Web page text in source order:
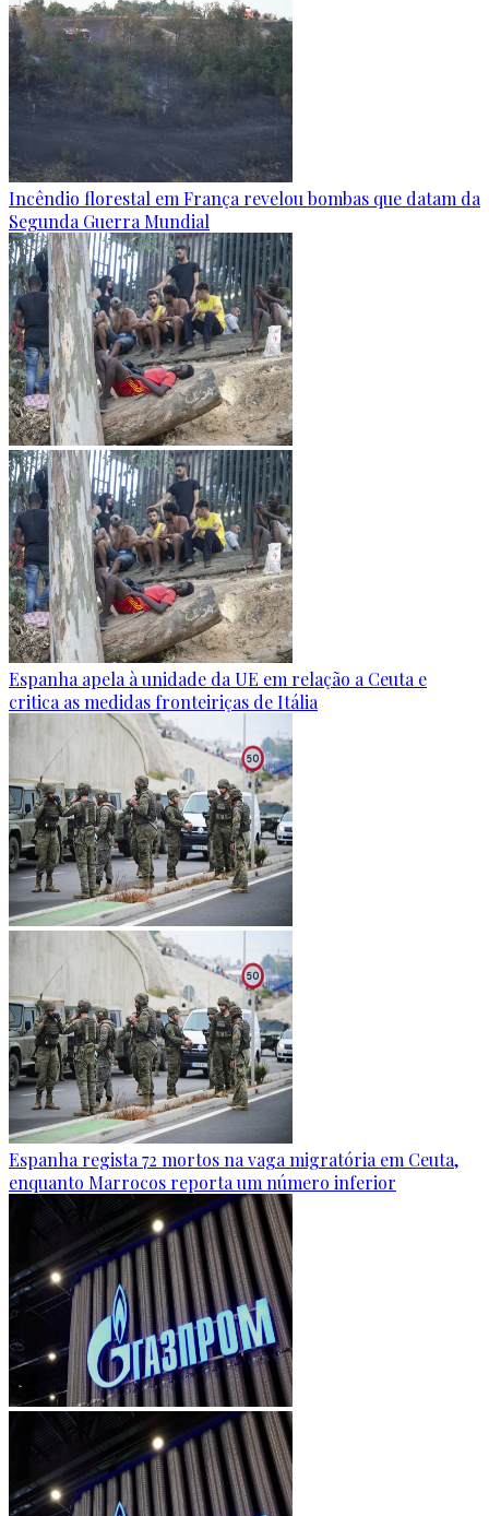
Incêndio florestal em França revelou bombas que datam da
Segunda Guerra Mundial
Espanha apela à unidade da UE em relação a Ceuta e
critica as medidas fronteiriças de Itália
Espanha regista 72 mortos na vaga migratória em Ceuta,
enquanto Marrocos reporta um número inferior